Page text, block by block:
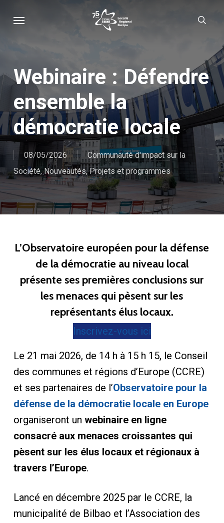
Webinaire : Défendre
ensemble la
démocratie locale
08/05/2026
Communauté d'impact sur la
Société,Nouveautés,Projets et programmes
L’Observatoire européen pour la défense
de la démocratie au niveau local
présente ses premières conclusions sur
les menaces qui pèsent sur les
représentants élus locaux.
Inscrivez-vous ici
Le 21 mai 2026, de 14 h à 15 h 15, le Conseil
des communes et régions d’Europe (CCRE)
et ses partenaires de l’Observatoire pour la
défense de la démocratie locale en Europe
organiseront un webinaire en ligne
consacré aux menaces croissantes qui
pèsent sur les élus locaux et régionaux à
travers l’Europe.
Lancé en décembre 2025 par le CCRE, la
municipalité de Bilbao et l’Association des